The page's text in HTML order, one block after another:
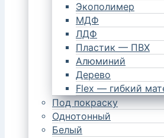
Экополимер
МДФ
ЛДФ
Пластик — ПВХ
Алюминий
Дерево
Flex — гибкий
Под покраску
Однотонный
Белый